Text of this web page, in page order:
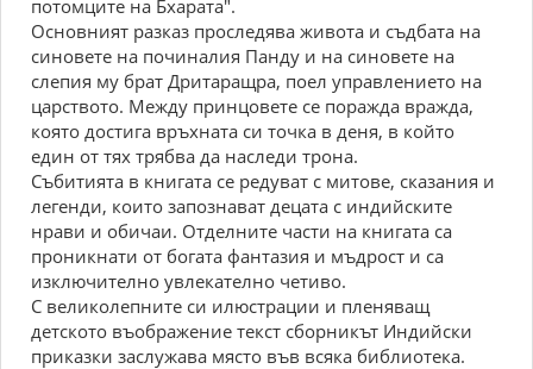
потомците на Бхарата".
Основният разказ проследява живота и съдбата на
синовете на починалия Панду и на синовете на
слепия му брат Дритаращра, поел управлението на
царството. Между принцовете се поражда вражда,
която достига връхната си точка в деня, в който
един от тях трябва да наследи трона.
Събитията в книгата се редуват с митове, сказания и
легенди, които запознават децата с индийските
нрави и обичаи. Отделните части на книгата са
проникнати от богата фантазия и мъдрост и са
изключително увлекателно четиво.
С великолепните си илюстрации и пленяващ
детското въображение текст сборникът Индийски
приказки заслужава място във всяка библиотека.